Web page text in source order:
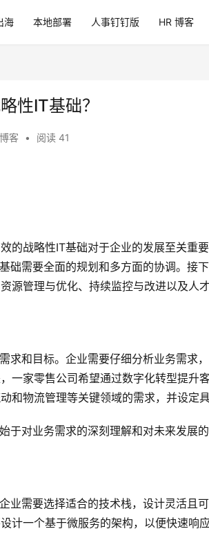
海 本地部署 人事钉钉版 HR 博客
性IT基础？
博客 • 阅读 41
的战略性IT基础对于企业的发展至关重
础需要全面的规划和多方面的协调。接
源管理与优化、持续监控与改进以及人
求和目标。企业需要仔细分析业务需求
一家零售公司希望通过数字化转型提升
和物流管理等关键领域的需求，并设定具
于对业务需求的深刻理解和对未来发展
业需要选择适合的技术栈，设计灵活且
计一个基于微服务的架构，以便快速响